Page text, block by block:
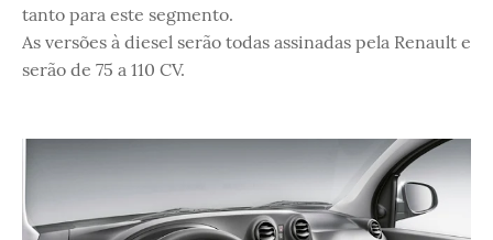
tanto para este segmento.
As versões à diesel serão todas assinadas pela Renault e
serão de 75 a 110 CV.